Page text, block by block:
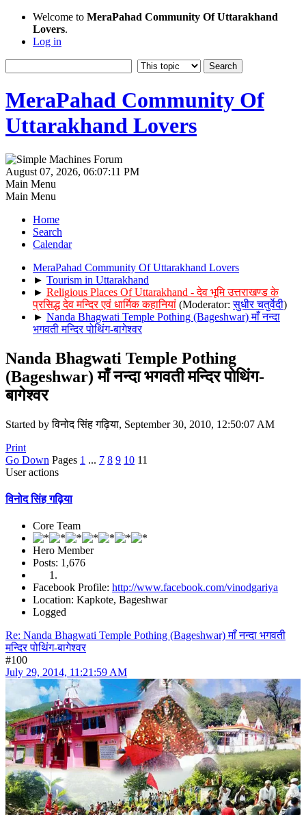
Welcome to MeraPahad Community Of Uttarakhand
Lovers.
Log in
MeraPahad Community Of
Uttarakhand Lovers
August 07, 2026, 06:07:11 PM
Main Menu
Main Menu
Home
Search
Calendar
MeraPahad Community Of Uttarakhand Lovers
► Tourism in Uttarakhand
► Religious Places Of Uttarakhand - देव भूमि उत्तराखण्ड के
प्रसिद्ध देव मन्दिर एवं धार्मिक कहानियां (Moderator:सुधीर चतुर्वेदी)
► Nanda Bhagwati Temple Pothing (Bageshwar) माँ नन्दा
भगवती मन्दिर पोथिंग-बागेश्वर
Nanda Bhagwati Temple Pothing
(Bageshwar) माँ नन्दा भगवती मन्दिर पोथिंग-
बागेश्वर
Started by विनोद सिंह गढ़िया, September 30, 2010, 12:50:07 AM
Print
Go Down Pages 1 ... 7 8 9 10 11
User actions
विनोद सिंह गढ़िया
Core Team
Hero Member
Posts: 1,676
Facebook Profile: http://www.facebook.com/vinodgariya
Location: Kapkote, Bageshwar
Logged
Re: Nanda Bhagwati Temple Pothing (Bageshwar) माँ नन्दा भगवती
मन्दिर पोथिंग-बागेश्वर
#100
July 29, 2014, 11:21:59 AM